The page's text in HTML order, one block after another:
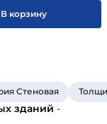
В корзину
Стеновая
зданий -